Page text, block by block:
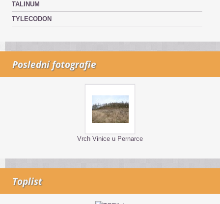
TALINUM
TYLECODON
Poslední fotografie
Vrch Vinice u Pernarce
Toplist